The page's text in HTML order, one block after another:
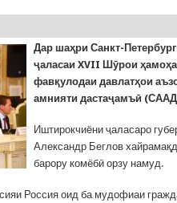
Дар шаҳри Санкт-
ҷаласаи XVII Шӯрои
фавқулодаи давлатҳои
амнияти дастаҷамъӣ
Иштирокчиёни ҷаласаро
Александр Беглов
барору комёбӣ орзу намуд.
Россия оид ба мудофиаи